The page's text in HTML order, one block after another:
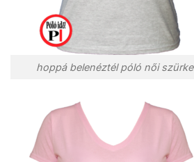
hoppá belenéztél póló női szürke